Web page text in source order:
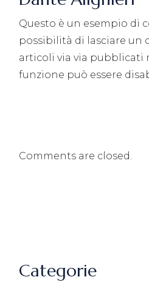
Questo è un esempio di
possibilità di lasciare un
articoli via via pubblicati
funzione può essere
Comments are closed.
Categorie